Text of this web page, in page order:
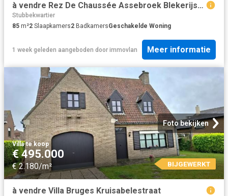
à vendre Rez De Chaussée Assebroek Blekerijstraat
Stubbekwartier
85 m²2 Slaapkamers2 BadkamersGeschakelde Woning
1 week geleden aangeboden door immovlan Meer informatie
Foto bekijken
Villa·te koop
€ 495.000
€ 2.180/m² BIJGEWERKT
à vendre Villa Bruges Kruisabelestraat